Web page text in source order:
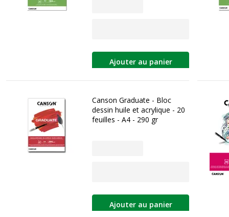
Ajouter au panier
Canson Graduate - Bloc
dessin huile et acrylique - 20
feuilles - A4 - 290 gr
Ajouter au panier